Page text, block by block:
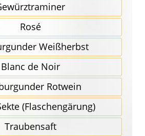
Rosé
Weißherbst
Blanc de Noir
Rotwein
(Flaschen­gärung)
Traubensaft